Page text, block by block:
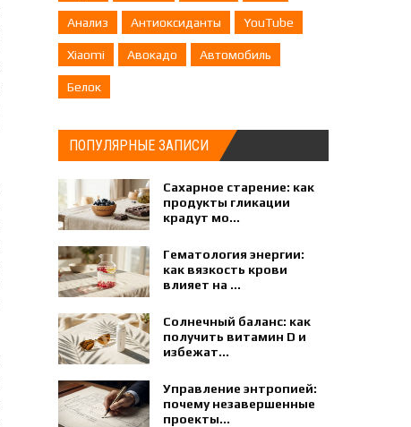
Анализ Антиоксиданты YouTube
Xiaomi Авокадо Автомобиль
Белок
ПОПУЛЯРНЫЕ ЗАПИСИ
Сахарное старение: как
продукты гликации
крадут мо...
Гематология энергии:
как вязкость крови
влияет на ...
Солнечный баланс: как
получить витамин D и
избежат...
Управление энтропией:
почему незавершенные
проекты...